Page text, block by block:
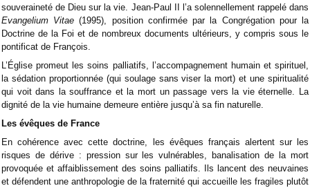
souveraineté de Dieu sur la vie. Jean-Paul II l’a solennellement rappelé dans
Evangelium Vitae (1995), position confirmée par la Congrégation pour la
Doctrine de la Foi et de nombreux documents ultérieurs, y compris sous le
pontificat de François.
L’Église promeut les soins palliatifs, l’accompagnement humain et spirituel,
la sédation proportionnée (qui soulage sans viser la mort) et une spiritualité
qui voit dans la souffrance et la mort un passage vers la vie éternelle. La
dignité de la vie humaine demeure entière jusqu’à sa fin naturelle.
Les évêques de France
En cohérence avec cette doctrine, les évêques français alertent sur les
risques de dérive : pression sur les vulnérables, banalisation de la mort
provoquée et affaiblissement des soins palliatifs. Ils lancent des neuvaines
et défendent une anthropologie de la fraternité qui accueille les fragiles plutôt